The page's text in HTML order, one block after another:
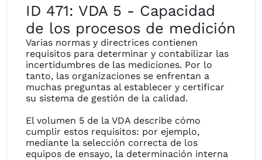
ID 471: VDA 5 - Capacidad
de los procesos de medición
Varias normas y directrices contienen
requisitos para determinar y contabilizar las
incertidumbres de las mediciones. Por lo
tanto, las organizaciones se enfrentan a
muchas preguntas al establecer y certificar
su sistema de gestión de la calidad.
El volumen 5 de la VDA describe cómo
cumplir estos requisitos: por ejemplo,
mediante la selección correcta de los
equipos de ensayo, la determinación interna